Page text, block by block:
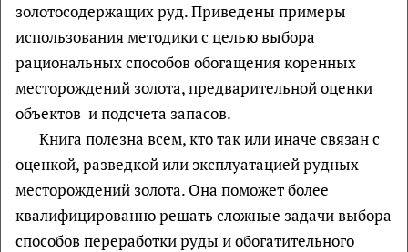
золотосодержащих руд. Приведены примеры
использования методики с целью выбора
рациональных способов обогащения коренных
месторождений золота, предварительной оценки
объектов и подсчета запасов.
Книга полезна всем, кто так или иначе связан с
оценкой, разведкой или эксплуатацией рудных
месторождений золота. Она поможет более
квалифицированно решать сложные задачи выбора
способов переработки руды и обогатительного